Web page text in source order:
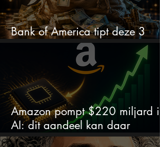
Bank of America tipt deze 3
chipaandelen
Amazon pompt $220 miljard in
AI: dit aandeel kan daar
explosief van profiteren